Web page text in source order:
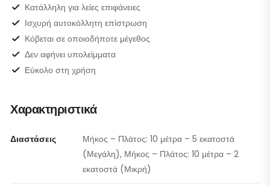
Κατάλληλη για λείες επιφάνειες
Ισχυρή αυτοκόλλητη επίστρωση
Κόβεται σε οποιοδήποτε μέγεθος
Δεν αφήνει υπολείμματα
Εύκολο στη χρήση
Χαρακτηριστικά
Διαστάσεις
Μήκος – Πλάτος: 10 μέτρα – 5 εκατοστά
(Μεγάλη), Μήκος – Πλάτος: 10 μέτρα – 2
εκατοστά (Μικρή)